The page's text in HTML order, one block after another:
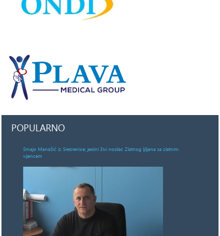
POPULARNO
Smajo Mandžić iz Srebrenice, jedini živi nosilac Zlatnog ljiljana sa zlatnim
vijencem